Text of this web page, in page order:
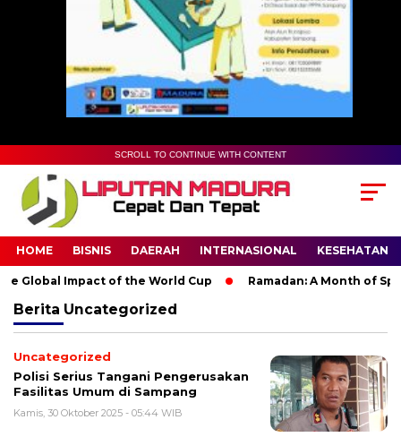
SCROLL TO CONTINUE WITH CONTENT
HOME BISNIS DAERAH INTERNASIONAL KESEHATAN
Impact of the World Cup Ramadan: A Month of
Berita Uncategorized
Uncategorized
Polisi Serius Tangani Pengerusakan
Fasilitas Umum di Sampang
Kamis, 30 Oktober 2025 - 05:44 WIB